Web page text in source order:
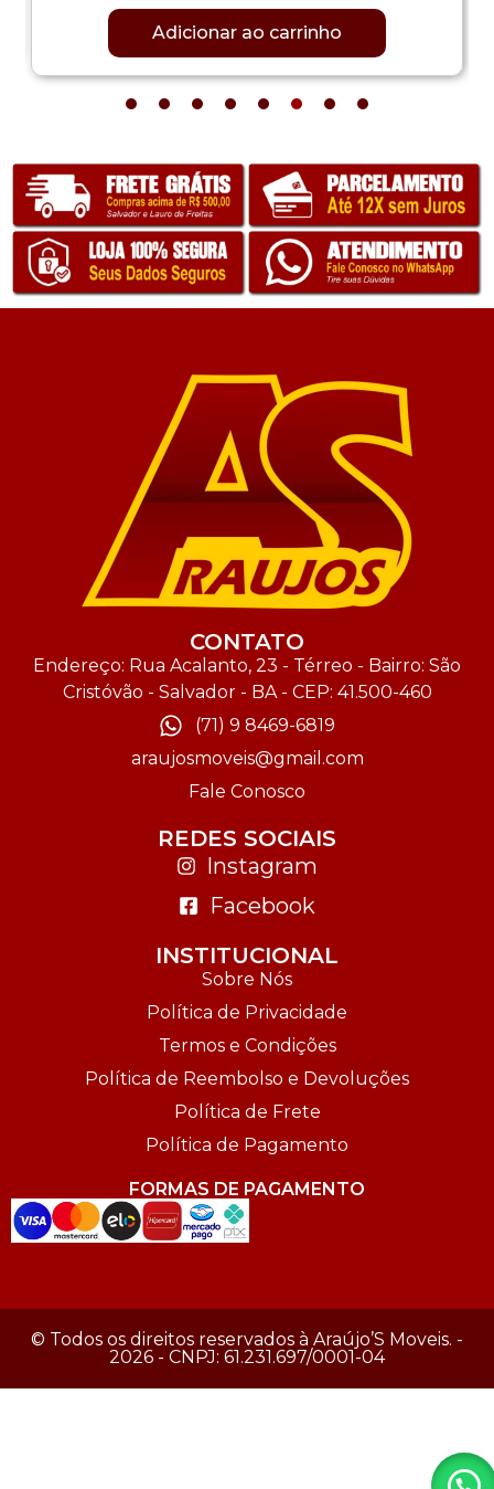
Adicionar ao carrinho
CONTATO
Endereço: Rua Acalanto, 23 - Térreo - Bairro: São
Cristóvão - Salvador - BA - CEP: 41.500-460
(71) 9 8469-6819
araujosmoveis@gmail.com
Fale Conosco
REDES SOCIAIS
Instagram
Facebook
INSTITUCIONAL
Sobre Nós
Política de Privacidade
Termos e Condições
Política de Reembolso e Devoluções
Política de Frete
Política de Pagamento
FORMAS DE PAGAMENTO
© Todos os direitos reservados à Araújo’S Moveis. -
2026 - CNPJ: 61.231.697/0001-04